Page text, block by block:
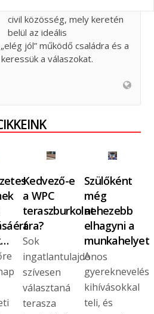
civil közösség, mely keretén
belül az ideális
jól” működő családra és a
a válaszokat.
Kedvező-e
a WPC
teraszburkolat
ára?
Sok
ingatlantulajdonos
szívesen
választaná
terasza
Szülőként
még
nehezebb
elhagyni a
munkahelyet
A
gyereknevelés
kihívásokkal
teli, és